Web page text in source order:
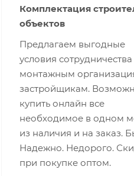
Комплектация
объектов
Предлагаем выгодные
условия сотрудничества
монтажным
застройщикам.
купить онлайн все
необходимое в одном
из наличия и на заказ.
Надежно. Недорого.
при покупке оптом.